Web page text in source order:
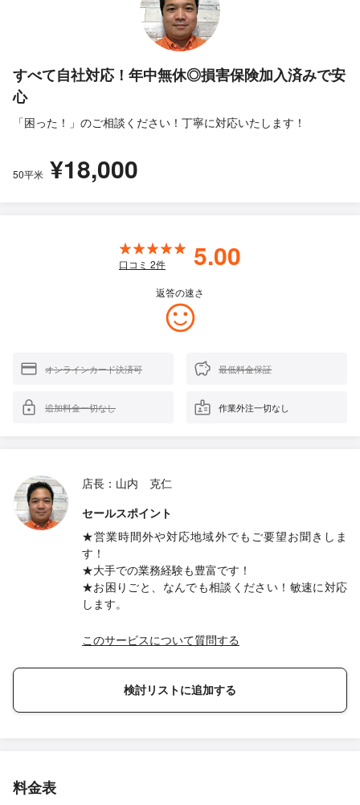
すべて自社対応！年中無休◎損害保険加入済みで安
心
「困った！」のご相談ください！丁寧に対応いたします！
50平米 ¥18,000
口コミ 2件 5.00
返答の速さ
オンラインカード決済可 最低料金保証
追加料金一切なし 作業外注一切なし
店長：山内 克仁
セールスポイント
★営業時間外や対応地域外でもご要望お聞きしま
す！
★大手での業務経験も豊富です！
★お困りごと、なんでも相談ください！敏速に対応
します。
このサービスについて質問する
検討リストに追加する
料金表